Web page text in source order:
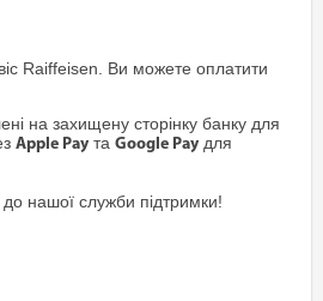
Raiffeisen. Ви можете оплатити
на захищену сторінку банку для
Apple Pay таGoogle Pay для
нашої служби підтримки!